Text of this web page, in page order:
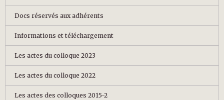
Docs réservés aux adhérents
Informations et téléchargement
Les actes du colloque 2023
Les actes du colloque 2022
Les actes des colloques 2015-2